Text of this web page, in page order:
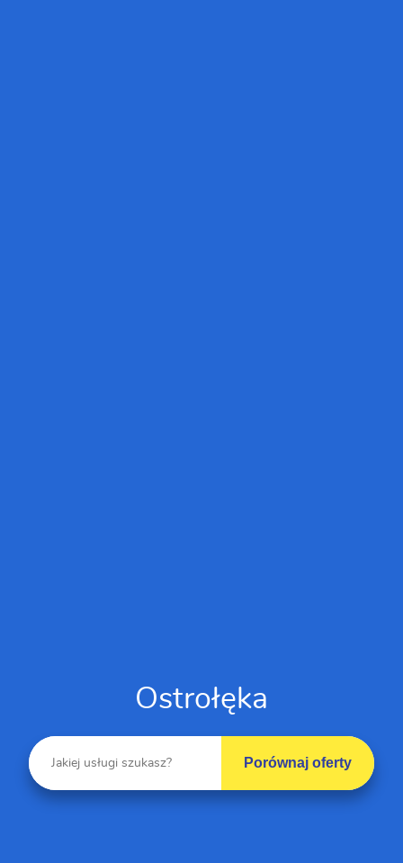
Ostrołęka
Porównaj oferty